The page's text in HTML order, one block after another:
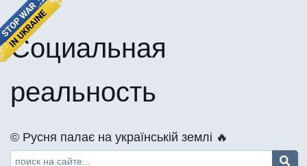
Социальная
реальность
©️ Русня палає на українській землі 🔥